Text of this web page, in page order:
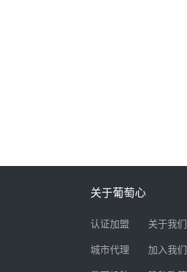
关于葡萄心
认证加盟
城市代理
关于我们
加入我们